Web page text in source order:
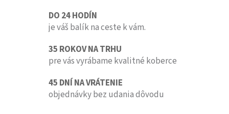
DO 24 HODÍN
je váš balík na ceste k vám.
35 ROKOV NA TRHU
pre vás vyrábame kvalitné koberce
45 DNÍ NA VRÁTENIE
objednávky bez udania dôvodu